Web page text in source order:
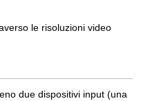
le risoluzioni video
due dispositivi input (una